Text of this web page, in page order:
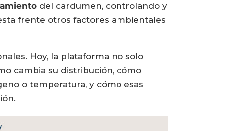
del cardumen, controlando y
frente otros factores ambientales
Hoy, la plataforma no solo
cambia su distribución, cómo
o temperatura, y cómo esas